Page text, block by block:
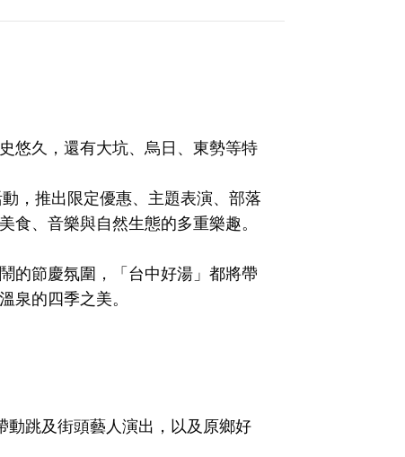
悠久，還有大坑、烏日、東勢等特
，推出限定優惠、主題表演、部落
、音樂與自然生態的多重樂趣。
的節慶氛圍，「台中好湯」都將帶
泉的四季之美。
跳及街頭藝人演出，以及原鄉好